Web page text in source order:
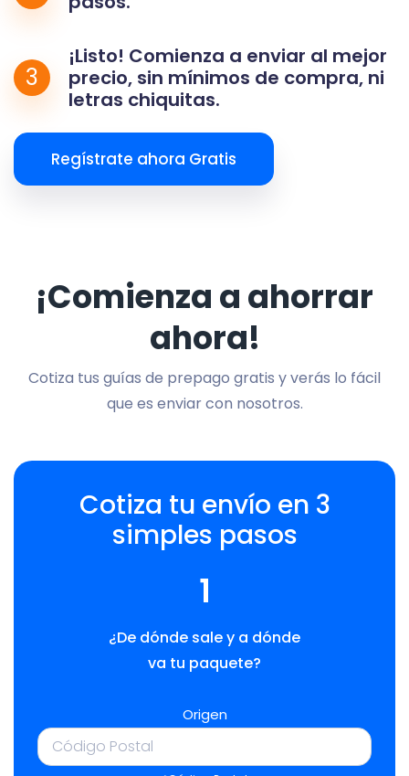
3
¡Listo! Comienza a enviar al mejor
precio, sin mínimos de compra, ni
letras chiquitas.
Regístrate ahora Gratis
¡Comienza a ahorrar
ahora!
Cotiza tus guías de prepago gratis y verás lo fácil
que es enviar con nosotros.
Cotiza tu envío en 3
simples pasos
1
¿De dónde sale y a dónde
va tu paquete?
Origen